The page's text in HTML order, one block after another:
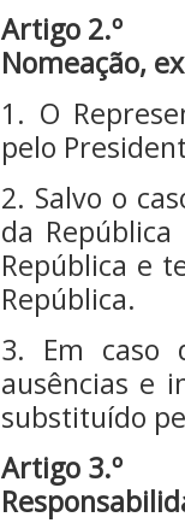
Artigo 2.º
Nomeação,
1. O
pelo
2. Salvo o
da
República e
República.
3. Em caso
ausências e
substituído
Artigo 3.º